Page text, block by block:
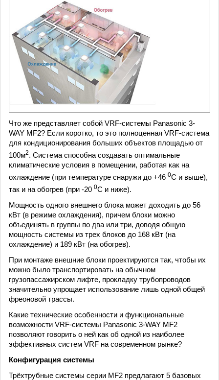
Что же представляет собой VRF-системы Panasonic 3-
WAY MF2? Если коротко, то это полноценная VRF-система
для кондиционирования больших объектов площадью от
100м2. Система способна создавать оптимальные
климатические условия в помещении, работая как на
охлаждение (при температуре снаружи до +46 0С и выше),
так и на обогрев (при -20 0С и ниже).
Мощность одного внешнего блока может доходить до 56
кВт (в режиме охлаждения), причем блоки можно
объединять в группы по два или три, доводя общую
мощность системы из трех блоков до 168 кВт (на
охлаждение) и 189 кВт (на обогрев).
При монтаже внешние блоки проектируются так, чтобы их
можно было транспортировать на обычном
грузопассажирском лифте, прокладку трубопроводов
значительно упрощает использование лишь одной общей
фреоновой трассы.
Какие технические особенности и функциональные
возможности VRF-системы Panasonic 3-WAY MF2
позволяют говорить о ней как об одной из наиболее
эффективных систем VRF на современном рынке?
Конфигурация системы
Трёхтрубные системы серии MF2 предлагают 5 базовых